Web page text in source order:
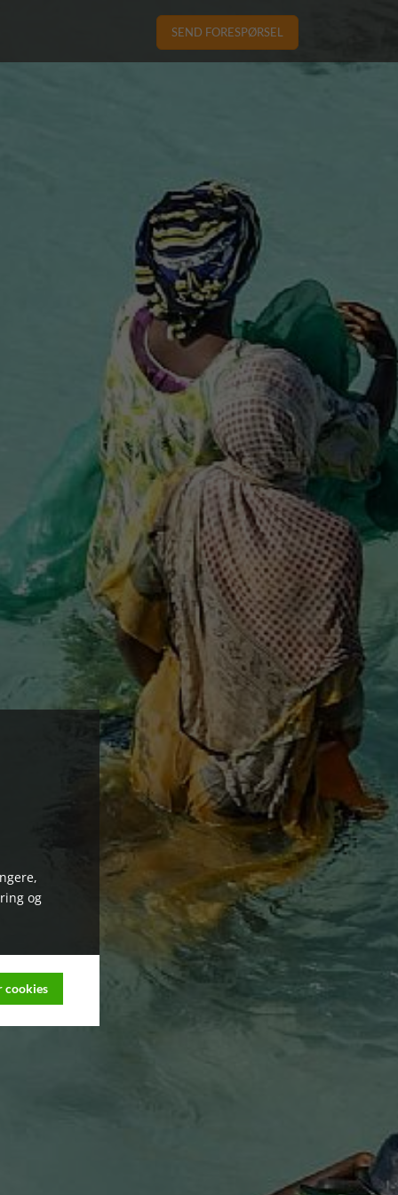
SEND FORESPØRSEL
og
cookies